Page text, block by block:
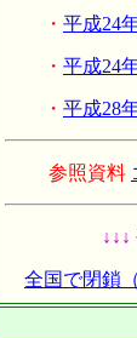
・ 平成24
・ 平成24
・ 平成28
参照資料
↓↓↓ 平成
全国で閉鎖